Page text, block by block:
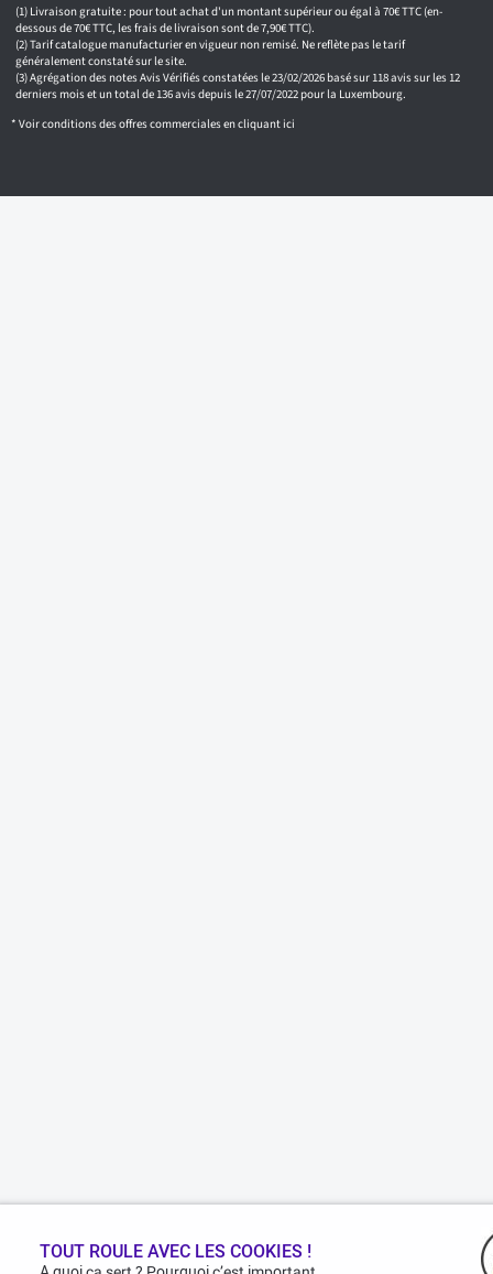
m
a
Livraison gratuite : pour tout achat d'un montant supérieur ou égal à 70€ TTC (en-
dessous de 70€ TTC, les frais de livraison sont de 7,90€ TTC).
Tarif catalogue manufacturier en vigueur non remisé. Ne reflète pas le tarif
généralement constaté sur le site.
Agrégation des notes Avis Vérifiés constatées le 23/02/2026 basé sur 118 avis sur les 12
derniers mois et un total de 136 avis depuis le 27/07/2022 pour la Luxembourg.
* Voir conditions des offres commerciales encliquant ici
TOUT ROULE AVEC LES COOKIES !